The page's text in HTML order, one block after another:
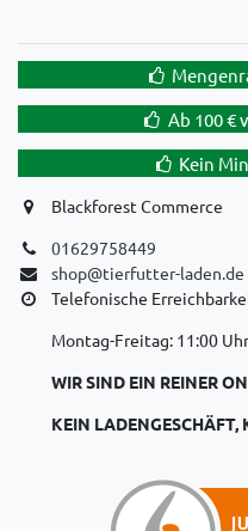
Ab 100 €
Kein
Blackforest Commerce
01629758449
shop@tierfutter-laden.de
Telefonische
Montag-Freitag: 11:00
WIR SIND EIN REINER
KEIN LADENGESCHÄFT,